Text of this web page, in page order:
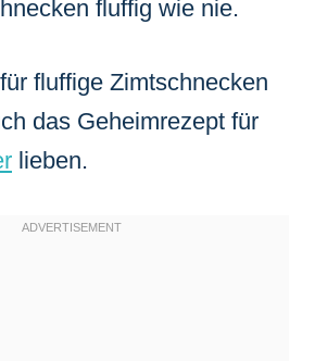
fluffig wie nie.
fluffige Zimtschnecken
das Geheimrezept für
lieben.